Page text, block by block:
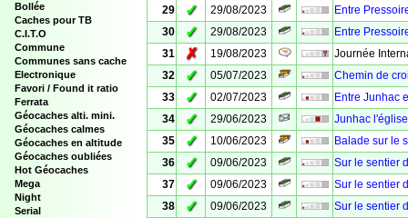
Bollée
Caches pour TB
C.I.T.O
Commune
Communes sans cache
Electronique
Favori / Found it ratio
Ferrata
Géocaches alti. mini.
Géocaches calmes
Géocaches en altitude
Géocaches oubliées
Hot Géocaches
Mega
Night
Serial
29
✓ 29/08/2023
Entre
30
✓ 29/08/2023
Entre
31
✗ 19/08/2023
Journée
32
✓ 05/07/2023
Chemin de
33
✓ 02/07/2023
Entre Junhac
34
✓ 29/06/2023
Junhac
35
✓ 10/06/2023
Balade sur le
36
✓ 09/06/2023
Sur le sentier
37
✓ 09/06/2023
Sur le sentier
38
✓ 09/06/2023
Sur le sentier